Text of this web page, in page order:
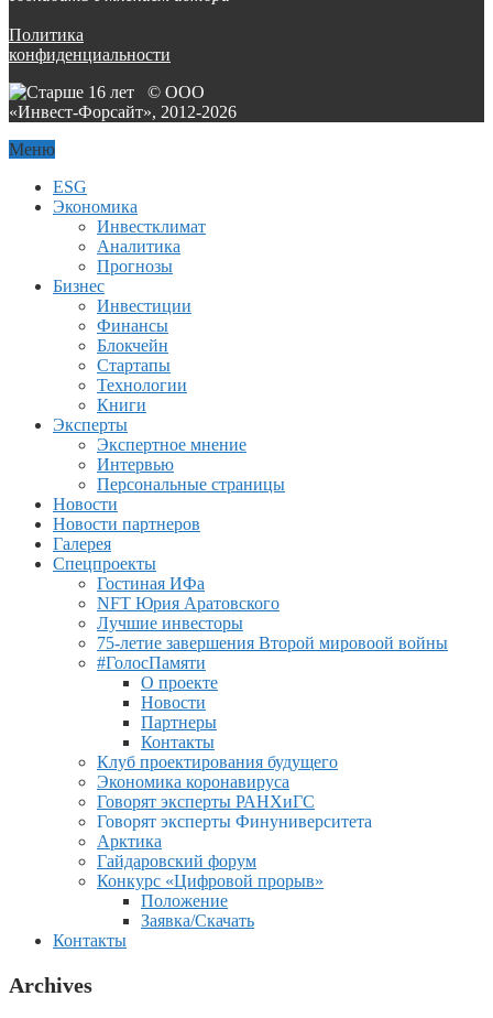
Политика
конфиденциальности
© ООО
«Инвест-Форсайт», 2012-2026
Меню
ESG
Экономика
Инвестклимат
Аналитика
Прогнозы
Бизнес
Инвестиции
Финансы
Блокчейн
Стартапы
Технологии
Книги
Эксперты
Экспертное мнение
Интервью
Персональные страницы
Новости
Новости партнеров
Галерея
Спецпроекты
Гостиная ИФа
NFT Юрия Аратовского
Лучшие инвесторы
75-летие завершения Второй мировоой войны
#ГолосПамяти
О проекте
Новости
Партнеры
Контакты
Клуб проектирования будущего
Экономика коронавируса
Говорят эксперты РАНХиГС
Говорят эксперты Финуниверситета
Арктика
Гайдаровский форум
Конкурс «Цифровой прорыв»
Положение
Заявка/Скачать
Контакты
Archives